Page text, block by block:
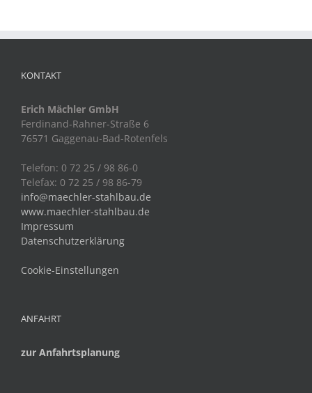
KONTAKT
Erich Mächler GmbH
Ferdinand-Rahner-Straße 6
76571 Gaggenau-Bad-Rotenfels
Telefon: 0 72 25 / 98 86-0
Telefax: 0 72 25 / 98 86-79
info@maechler-stahlbau.de
www.maechler-stahlbau.de
Impressum
Datenschutzerklärung
Cookie-Einstellungen
ANFAHRT
zur Anfahrtsplanung